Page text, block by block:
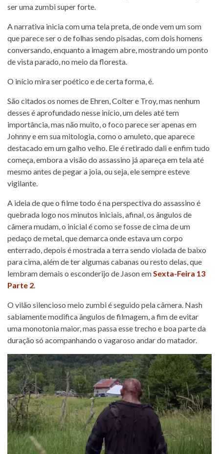
ser uma zumbi super forte.
A narrativa inicia com uma tela preta, de onde vem um som
que parece ser o de folhas sendo pisadas, com dois homens
conversando, enquanto a imagem abre, mostrando um ponto
de vista parado, no meio da floresta.
O início mira ser poético e de certa forma, é.
São citados os nomes de Ehren, Colter e Troy, mas nenhum
desses é aprofundado nesse início, um deles até tem
importância, mas não muito, o foco parece ser apenas em
Johnny e em sua mitologia, como o amuleto, que aparece
destacado em um galho velho. Ele é retirado dali e enfim tudo
começa, embora a visão do assassino já apareça em tela até
mesmo antes de pegar a joia, ou seja, ele sempre esteve
vigilante.
A ideia de que o filme todo é na perspectiva do assassino é
quebrada logo nos minutos iniciais, afinal, os ângulos de
câmera mudam, o inicial é como se fosse de cima de um
pedaço de metal, que demarca onde estava um corpo
enterrado, depois é mostrada a terra sendo violada de baixo
para cima, além de ter algumas cabanas ou resto delas, que
lembram demais o esconderijo de Jason em Sexta-Feira 13
Parte 2
O vilão silencioso meio zumbi é seguido pela câmera. Nash
sabiamente modifica ângulos de filmagem, a fim de evitar
uma monotonia maior, mas passa esse trecho e boa parte da
duração só acompanhando o vagaroso andar do matador.